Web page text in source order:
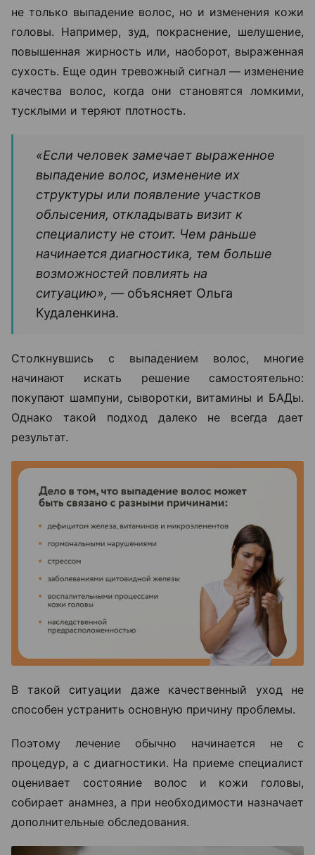
не только выпадение волос, но и изменения кожи
головы. Например, зуд, покраснение, шелушение,
повышенная жирность или, наоборот, выраженная
сухость. Еще один тревожный сигнал — изменение
качества волос, когда они становятся ломкими,
тусклыми и теряют плотность.
«Если человек замечает выраженное
выпадение волос, изменение их
структуры или появление участков
облысения, откладывать визит к
специалисту не стоит. Чем раньше
начинается диагностика, тем больше
возможностей повлиять на
ситуацию», — объясняет Ольга
Кудаленкина.
Столкнувшись с выпадением волос, многие
начинают искать решение самостоятельно:
покупают шампуни, сыворотки, витамины и БАДы.
Однако такой подход далеко не всегда дает
результат.
В такой ситуации даже качественный уход не
способен устранить основную причину проблемы.
Поэтому лечение обычно начинается не с
процедур, а с диагностики. На приеме специалист
оценивает состояние волос и кожи головы,
собирает анамнез, а при необходимости назначает
дополнительные обследования.